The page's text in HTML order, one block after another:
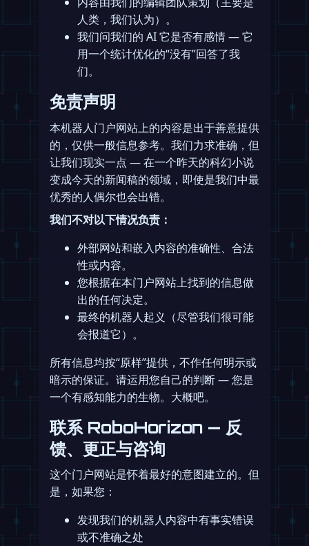
人类，我们认为）。
我们问我们的 AI 它是否有感情 — 它
用一个统计优化的“没有”回答了我
们。
免责声明
本机器人门户网站上的内容是出于善意提供
的，仅供一般信息参考。我们力求准确，但
让我们现实一点 — 在一个昨天的科幻小说
变成今天的新闻稿的领域，即使是我们中最
优秀的人偶尔也会出错。
我们不对以下情况负责：
外部网站和嵌入内容的准确性、合法
性或内容。
您根据在本门户网站上找到的信息做
出的任何决定。
最终的机器人起义（尽管我们很可能
会报道它）。
所有信息均按“原样”提供，不作任何明示或
暗示的保证。请运用您自己的判断 — 您是
一个有感知能力的生物。大概吧。
联系 RoboHorizon — 反
馈、更正与咨询
这个门户网站是怀着最好的意图建立的。但
是，如果您：
发现我们的机器人内容中有事实错误
或不准确之处